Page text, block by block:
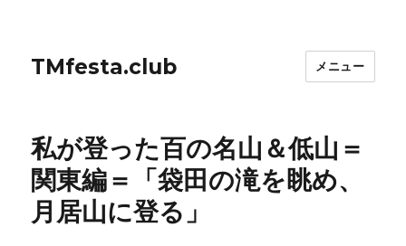
TMfesta.club メニュー
私が登った百の名山＆低山＝
関東編＝「袋田の滝を眺め、
月居山に登る」